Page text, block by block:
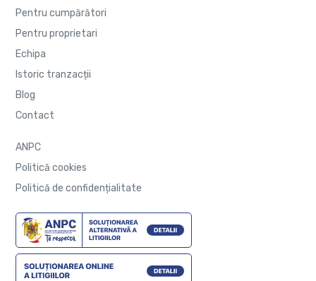
Pentru cumpărători
Pentru proprietari
Echipa
Istoric tranzacții
Blog
Contact
ANPC
Politică cookies
Politică de confidențialitate